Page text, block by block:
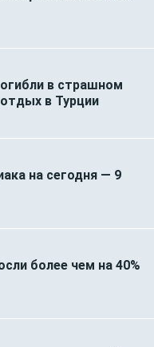
в страшном
в Турции
на сегодня — 9
более чем на 40%